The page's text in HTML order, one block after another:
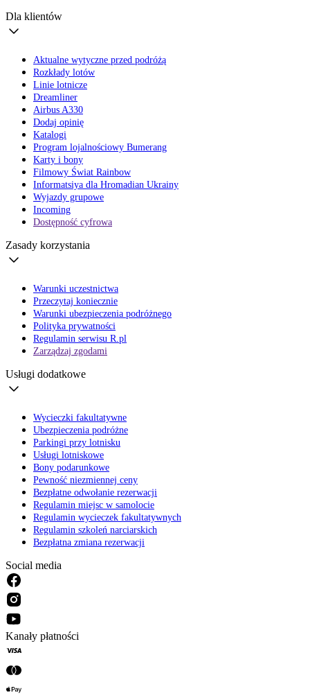
Dla klientów
Aktualne wytyczne przed podróżą
Rozkłady lotów
Linie lotnicze
Dreamliner
Airbus A330
Dodaj opinię
Katalogi
Program lojalnościowy Bumerang
Karty i bony
Filmowy Świat Rainbow
Informatsiya dla Hromadian Ukrainy
Wyjazdy grupowe
Incoming
Dostępność cyfrowa
Zasady korzystania
Warunki uczestnictwa
Przeczytaj koniecznie
Warunki ubezpieczenia podróżnego
Polityka prywatności
Regulamin serwisu R.pl
Zarządzaj zgodami
Usługi dodatkowe
Wycieczki fakultatywne
Ubezpieczenia podróżne
Parkingi przy lotnisku
Usługi lotniskowe
Bony podarunkowe
Pewność niezmiennej ceny
Bezpłatne odwołanie rezerwacji
Regulamin miejsc w samolocie
Regulamin wycieczek fakultatywnych
Regulamin szkoleń narciarskich
Bezpłatna zmiana rezerwacji
Social media
Kanały płatności